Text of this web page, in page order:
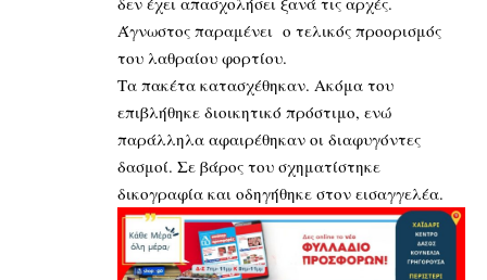
Άγνωστος παραμένει ο τελικός προορισμός
του λαθραίου φορτίου.
Τα πακέτα κατασχέθηκαν. Ακόμα του
επιβλήθηκε διοικητικό πρόστιμο, ενώ
παράλληλα αφαιρέθηκαν οι διαφυγόντες
δασμοί. Σε βάρος του σχηματίστηκε
δικογραφία και οδηγήθηκε στον εισαγγελέα.